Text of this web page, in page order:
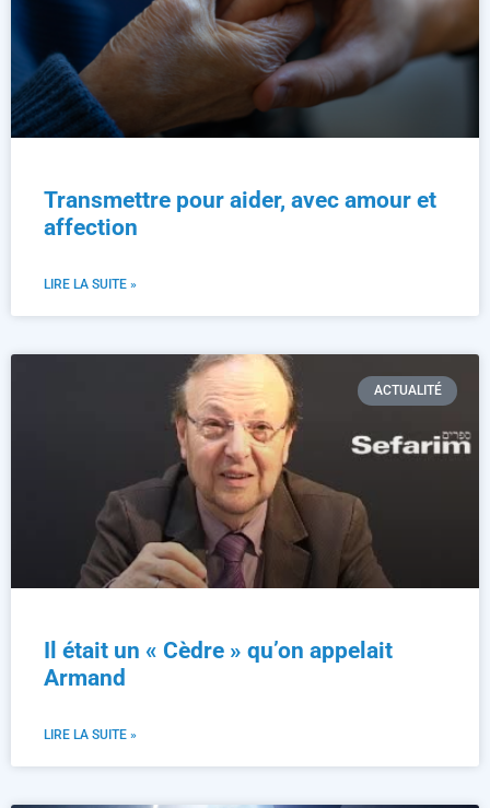
Transmettre pour aider, avec amour et
affection
LIRE LA SUITE »
ACTUALITÉ
Il était un « Cèdre » qu’on appelait
Armand
LIRE LA SUITE »